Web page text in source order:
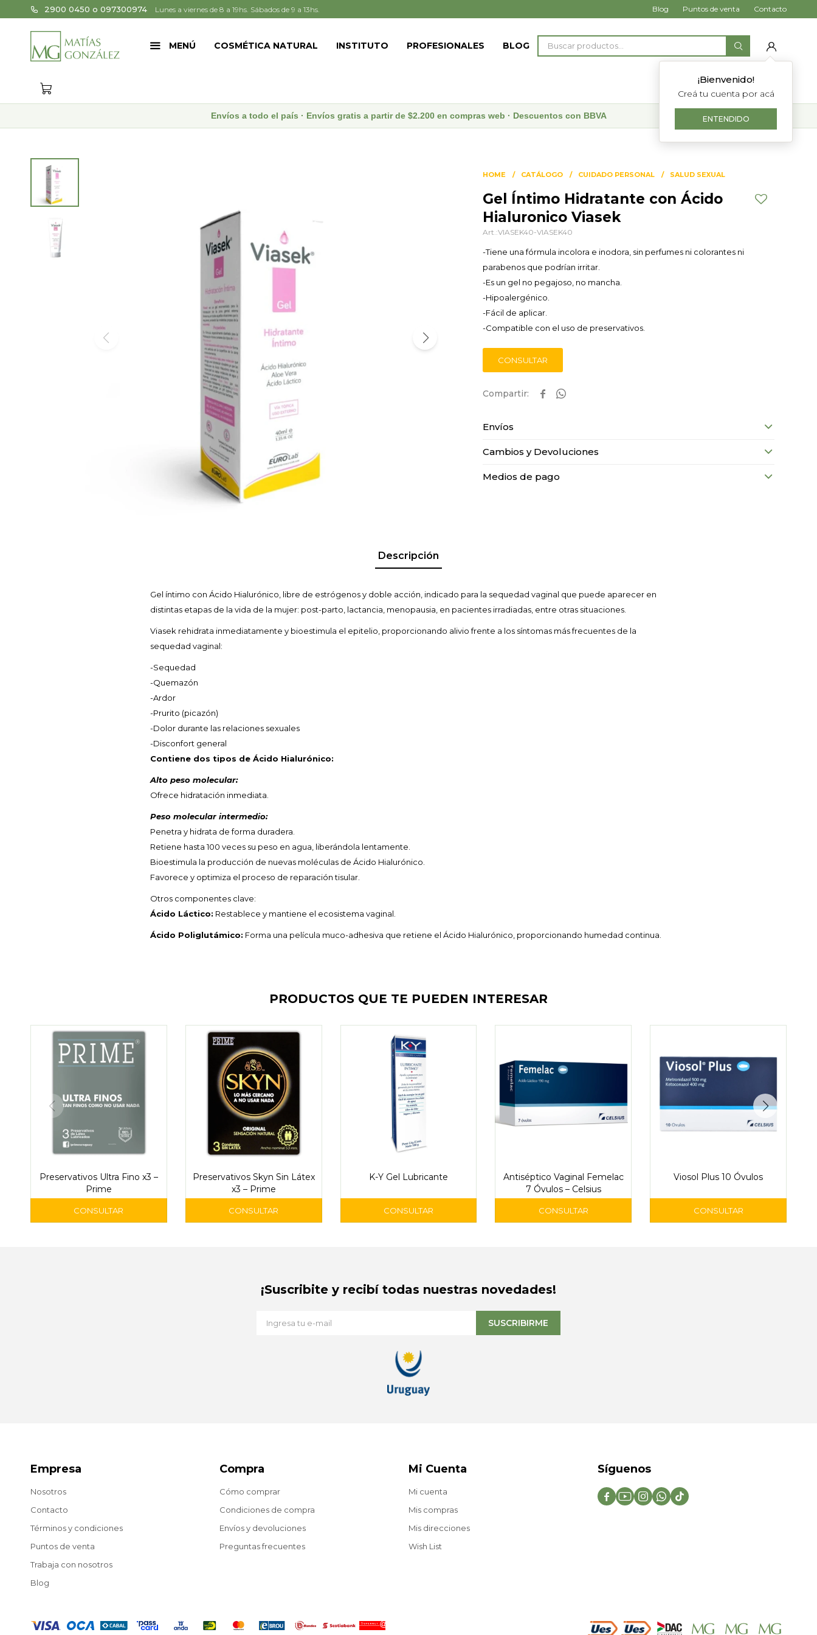
MENÚ COSMÉTICA NATURAL INSTITUTO PROFESIONALES BLOG
¡Bienvenido!
Creá tu cuenta por acá
ENTENDIDO
2900 0450 o 097300974 Lunes a viernes de 8 a 19hs. Sábados de 9 a 13hs. Blog Puntos de venta Contacto
Envíos a todo el país · Envíos gratis a partir de $2.200 en compras web · Descuentos con BBVA
HOME CATÁLOGO CUIDADO PERSONAL SALUD SEXUAL
Gel Íntimo Hidratante con Ácido
Hialuronico Viasek
VIASEK40-VIASEK40
-Tiene una fórmula incolora e inodora, sin perfumes ni colorantes ni
parabenos que podrían irritar.
-Es un gel no pegajoso, no mancha.
-Hipoalergénico.
-Fácil de aplicar.
-Compatible con el uso de preservativos.
CONSULTAR
 
Envíos
Cambios y Devoluciones
Medios de pago
Descripción
Gel íntimo con Ácido Hialurónico, libre de estrógenos y doble acción, indicado para la sequedad vaginal que puede aparecer en
distintas etapas de la vida de la mujer: post-parto, lactancia, menopausia, en pacientes irradiadas, entre otras situaciones.
Viasek rehidrata inmediatamente y bioestimula el epitelio, proporcionando alivio frente a los síntomas más frecuentes de la
sequedad vaginal:
-Sequedad
-Quemazón
-Ardor
-Prurito (picazón)
-Dolor durante las relaciones sexuales
-Disconfort general
Contiene dos tipos de Ácido Hialurónico:
Alto peso molecular:
Ofrece hidratación inmediata.
Peso molecular intermedio:
Penetra y hidrata de forma duradera.
Retiene hasta 100 veces su peso en agua, liberándola lentamente.
Bioestimula la producción de nuevas moléculas de Ácido Hialurónico.
Favorece y optimiza el proceso de reparación tisular.
Otros componentes clave:
Ácido Láctico: Restablece y mantiene el ecosistema vaginal.
Ácido Poliglutámico: Forma una película muco-adhesiva que retiene el Ácido Hialurónico, proporcionando humedad continua.
PRODUCTOS QUE TE PUEDEN INTERESAR
Preservativos Ultra Fino x3 –
Prime
Preservativos Skyn Sin Látex
x3 – Prime
K-Y Gel Lubricante
Antiséptico Vaginal Femelac
7 Óvulos – Celsius
Viosol Plus 10 Óvulos
Empresa
Nosotros
Contacto
Términos y condiciones
Puntos de venta
Trabaja con nosotros
Blog
Compra
Cómo comprar
Condiciones de compra
Envíos y devoluciones
Preguntas frecuentes
Mi Cuenta
Mi cuenta
Mis compras
Mis direcciones
Wish List
Síguenos
    
¡Suscribite y recibí todas nuestras novedades!
SUSCRIBIRME